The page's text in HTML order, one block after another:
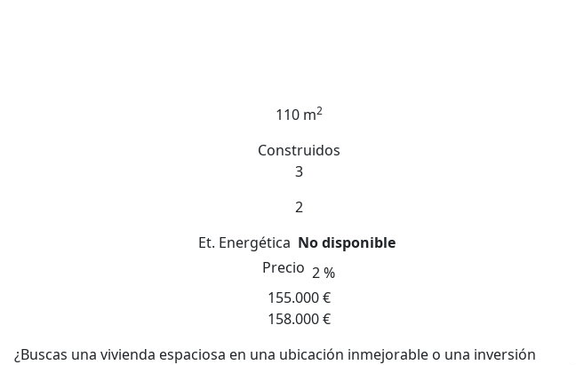
110 m2
Construidos
3
2
Et. Energética No disponible
Precio 2 %
155.000 €
158.000 €
¿Buscas una vivienda espaciosa en una ubicación inmejorable o una inversión